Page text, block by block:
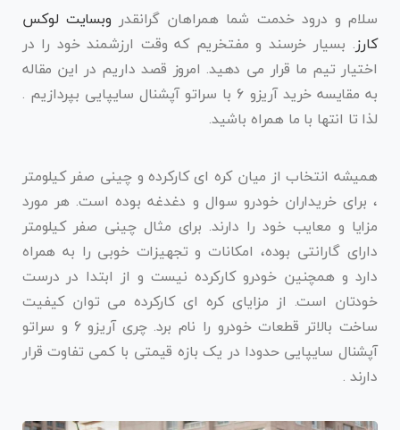
سلام و درود خدمت شما همراهان گرانقدر وبسایت لوکس
کارز. بسیار خرسند و مفتخریم که وقت ارزشمند خود را در
اختیار تیم ما قرار می دهید. امروز قصد داریم در این مقاله
به مقایسه خرید آریزو 6 با سراتو آپشنال سایپایی بپردازیم .
لذا تا انتها با ما همراه باشید.
همیشه انتخاب از میان کره ای کارکرده و چینی صفر کیلومتر
، برای خریداران خودرو سوال و دغدغه بوده است. هر مورد
مزایا و معایب خود را دارند. برای مثال چینی صفر کیلومتر
دارای گارانتی بوده، امکانات و تجهیزات خوبی را به همراه
دارد و همچنین خودرو کارکرده نیست و از ابتدا در درست
خودتان است. از مزایای کره ای کارکرده می توان کیفیت
ساخت بالاتر قطعات خودرو را نام برد. چری آریزو 6 و سراتو
آپشنال سایپایی حدودا در یک بازه قیمتی با کمی تفاوت قرار
دارند .